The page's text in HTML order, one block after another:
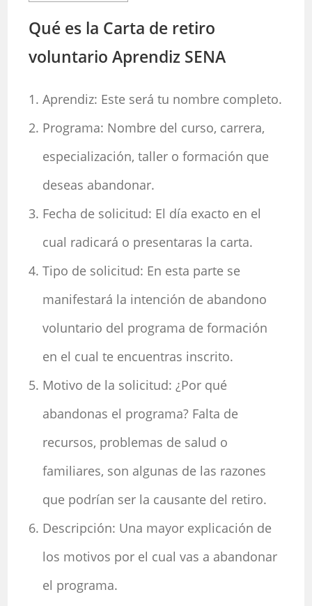
Qué es la Carta de retiro
voluntario Aprendiz SENA
Aprendiz: Este será tu nombre completo.
Programa: Nombre del curso, carrera,
especialización, taller o formación que
deseas abandonar.
Fecha de solicitud: El día exacto en el
cual radicará o presentaras la carta.
Tipo de solicitud: En esta parte se
manifestará la intención de abandono
voluntario del programa de formación
en el cual te encuentras inscrito.
Motivo de la solicitud: ¿Por qué
abandonas el programa? Falta de
recursos, problemas de salud o
familiares, son algunas de las razones
que podrían ser la causante del retiro.
Descripción: Una mayor explicación de
los motivos por el cual vas a abandonar
el programa.